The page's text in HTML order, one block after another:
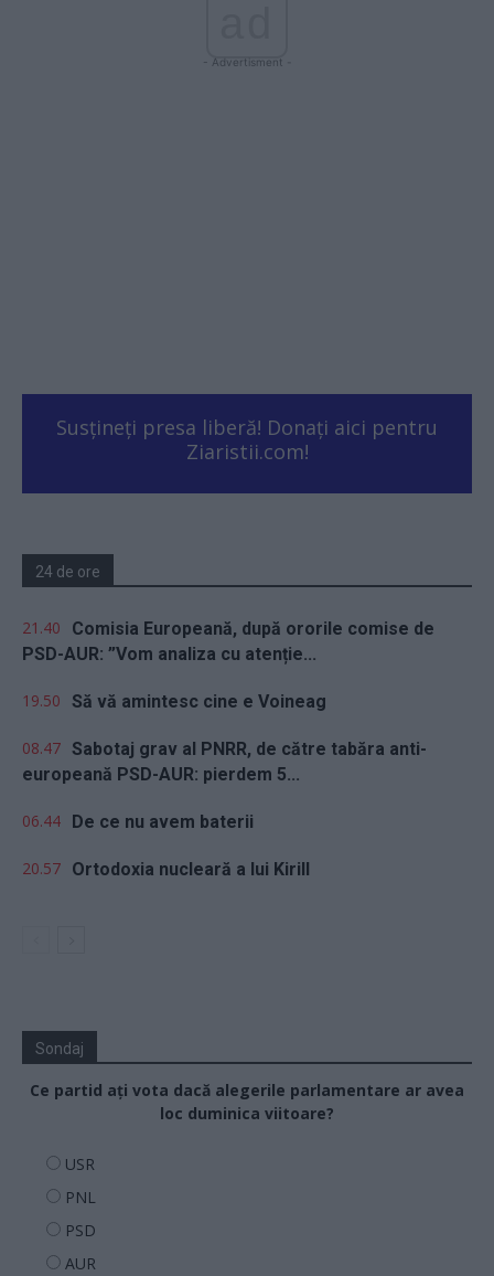
- Advertisment -
Susțineți presa liberă! Donați aici pentru
Ziaristii.com!
24 de ore
21.40
Comisia Europeană, după ororile comise de
PSD-AUR: ”Vom analiza cu atenție...
19.50 Să vă amintesc cine e Voineag
08.47 Sabotaj grav al PNRR, de către tabăra anti-
europeană PSD-AUR: pierdem 5...
06.44 De ce nu avem baterii
20.57 Ortodoxia nucleară a lui Kirill
Sondaj
Ce partid ați vota dacă alegerile parlamentare ar avea
loc duminica viitoare?
USR
PNL
PSD
AUR